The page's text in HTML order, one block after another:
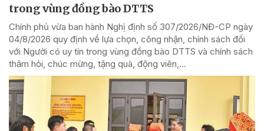
trong vùng đồng bào DTTS
Chính phủ vừa ban hành Nghị định số 307/2026/NĐ-CP ngày
04/8/2026 quy định về lựa chọn, công nhận, chính sách đối
với Người có uy tín trong vùng đồng bào DTTS và chính sách
thăm hỏi, chúc mừng, tặng quà, động viên,...